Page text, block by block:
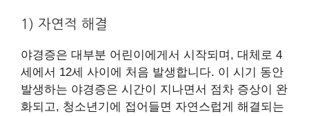
1) 자연적 해결
야경증은 대부분 어린이에게서 시작되며, 대체로 4
세에서 12세 사이에 처음 발생합니다. 이 시기 동안
발생하는 야경증은 시간이 지나면서 점차 증상이 완
화되고, 청소년기에 접어들면 자연스럽게 해결되는